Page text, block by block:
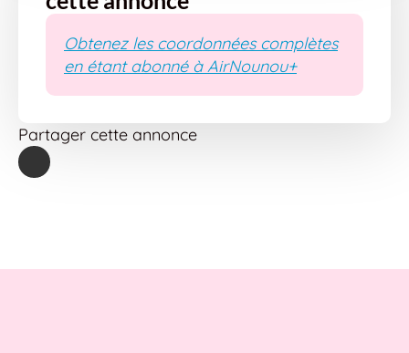
Obtenez les coordonnées complètes
en étant abonné à AirNounou+
Partager cette annonce